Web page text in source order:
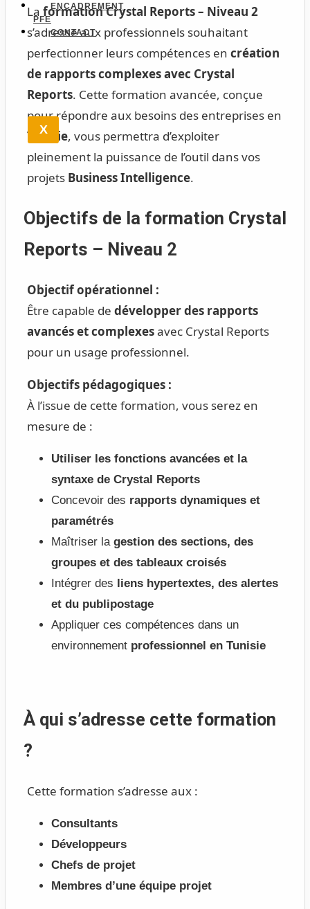
ENCADREMENT
PFE
CONTACT
X
La formation Crystal Reports – Niveau 2
s’adresse aux professionnels souhaitant
perfectionner leurs compétences en création
de rapports complexes avec Crystal
Reports. Cette formation avancée, conçue
pour répondre aux besoins des entreprises en
Tunisie, vous permettra d’exploiter
pleinement la puissance de l’outil dans vos
projets Business Intelligence.
Objectifs de la formation Crystal
Reports – Niveau 2
Objectif opérationnel :
Être capable de développer des rapports
avancés et complexesavec Crystal Reports
pour un usage professionnel.
Objectifs pédagogiques :
À l’issue de cette formation, vous serez en
mesure de :
Utiliser les fonctions avancées et la
syntaxe de Crystal Reports
Concevoir des rapports dynamiques et
paramétrés
Maîtriser la gestion des sections, des
groupes et des tableaux croisés
Intégrer des
liens hypertextes, des alertes
et du publipostage
Appliquer ces compétences dans un
environnement professionnel en Tunisie
À qui s’adresse cette formation
?
Cette formation s’adresse aux :
Consultants
Développeurs
Chefs de projet
Membres d’une équipe projet